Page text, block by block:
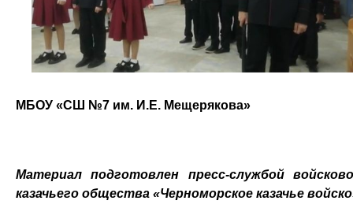
МБОУ «СШ №7 им. И.Е. Мещерякова»
Материал подготовлен пресс-службой
казачьего общества «Черноморское казачье